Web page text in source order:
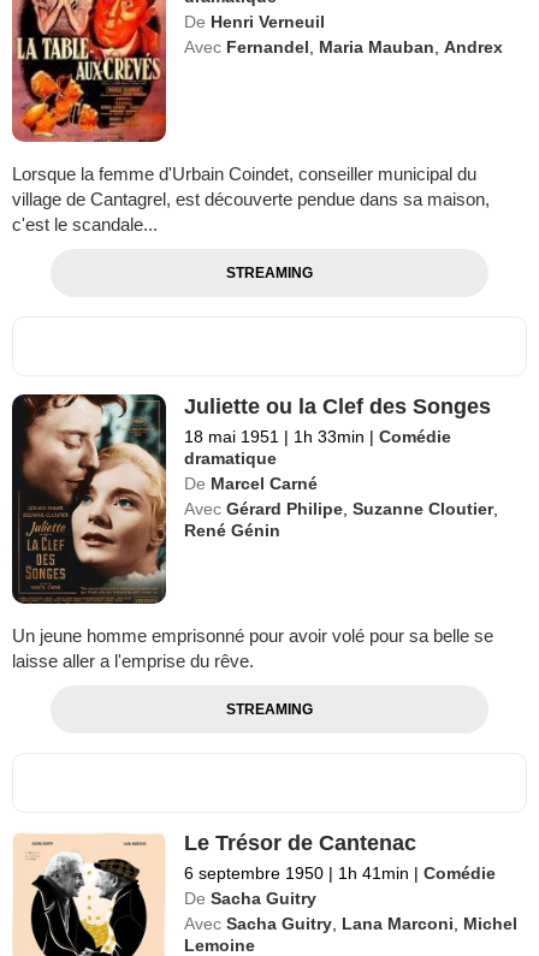
De Henri Verneuil
Avec Fernandel Maria Mauban ,Andrex
Lorsque la femme d'Urbain Coindet, conseiller municipal du
village de Cantagrel, est découverte pendue dans sa maison,
c'est le scandale...
STREAMING
Juliette ou la Clef des Songes
18 mai 1951 | 1h 33min | Comédie
dramatique
De Marcel Carné
Avec Gérard Philipe ,Suzanne Cloutier,
René Génin
Un jeune homme emprisonné pour avoir volé pour sa belle se
laisse aller a l'emprise du rêve.
STREAMING
Le Trésor de Cantenac
6 septembre 1950 | 1h 41min | Comédie
De Sacha Guitry
Avec Sacha Guitry Lana Marconi
Michel
Lemoine